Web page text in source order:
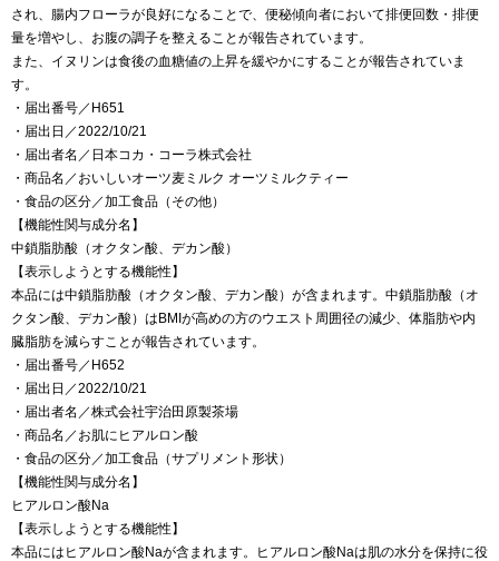
され、腸内フローラが良好になることで、便秘傾向者において排便回数・排便
量を増やし、お腹の調子を整えることが報告されています。
また、イヌリンは食後の血糖値の上昇を緩やかにすることが報告されていま
す。
・届出番号／H651
・届出日／2022/10/21
・届出者名／日本コカ・コーラ株式会社
・商品名／おいしいオーツ麦ミルク オーツミルクティー
・食品の区分／加工食品（その他）
【機能性関与成分名】
中鎖脂肪酸（オクタン酸、デカン酸）
【表示しようとする機能性】
本品には中鎖脂肪酸（オクタン酸、デカン酸）が含まれます。中鎖脂肪酸（オ
クタン酸、デカン酸）はBMIが高めの方のウエスト周囲径の減少、体脂肪や内
臓脂肪を減らすことが報告されています。
・届出番号／H652
・届出日／2022/10/21
・届出者名／株式会社宇治田原製茶場
・商品名／お肌にヒアルロン酸
・食品の区分／加工食品（サプリメント形状）
【機能性関与成分名】
ヒアルロン酸Na
【表示しようとする機能性】
本品にはヒアルロン酸Naが含まれます。ヒアルロン酸Naは肌の水分を保持に役